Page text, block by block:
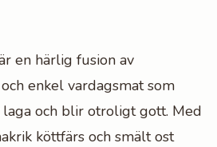
en härlig fusion av
enkel vardagsmat som
och blir otroligt gott. Med
köttfärs och smält ost